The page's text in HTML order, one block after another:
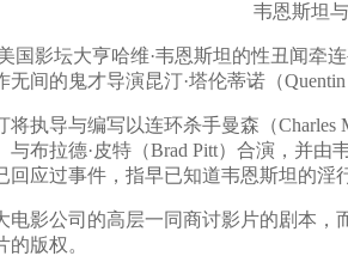
韦恩斯坦
国影坛大亨哈维·韦恩斯坦的性丑闻牵
无间的鬼才导演昆汀·塔伦蒂诺（
执导与编写以连环杀手曼森（Charles
与布拉德·皮特（Brad Pitt）合演，并
回应过事件，指早已知道韦恩斯坦的淫
电影公司的高层一同商讨影片的剧本
版权。